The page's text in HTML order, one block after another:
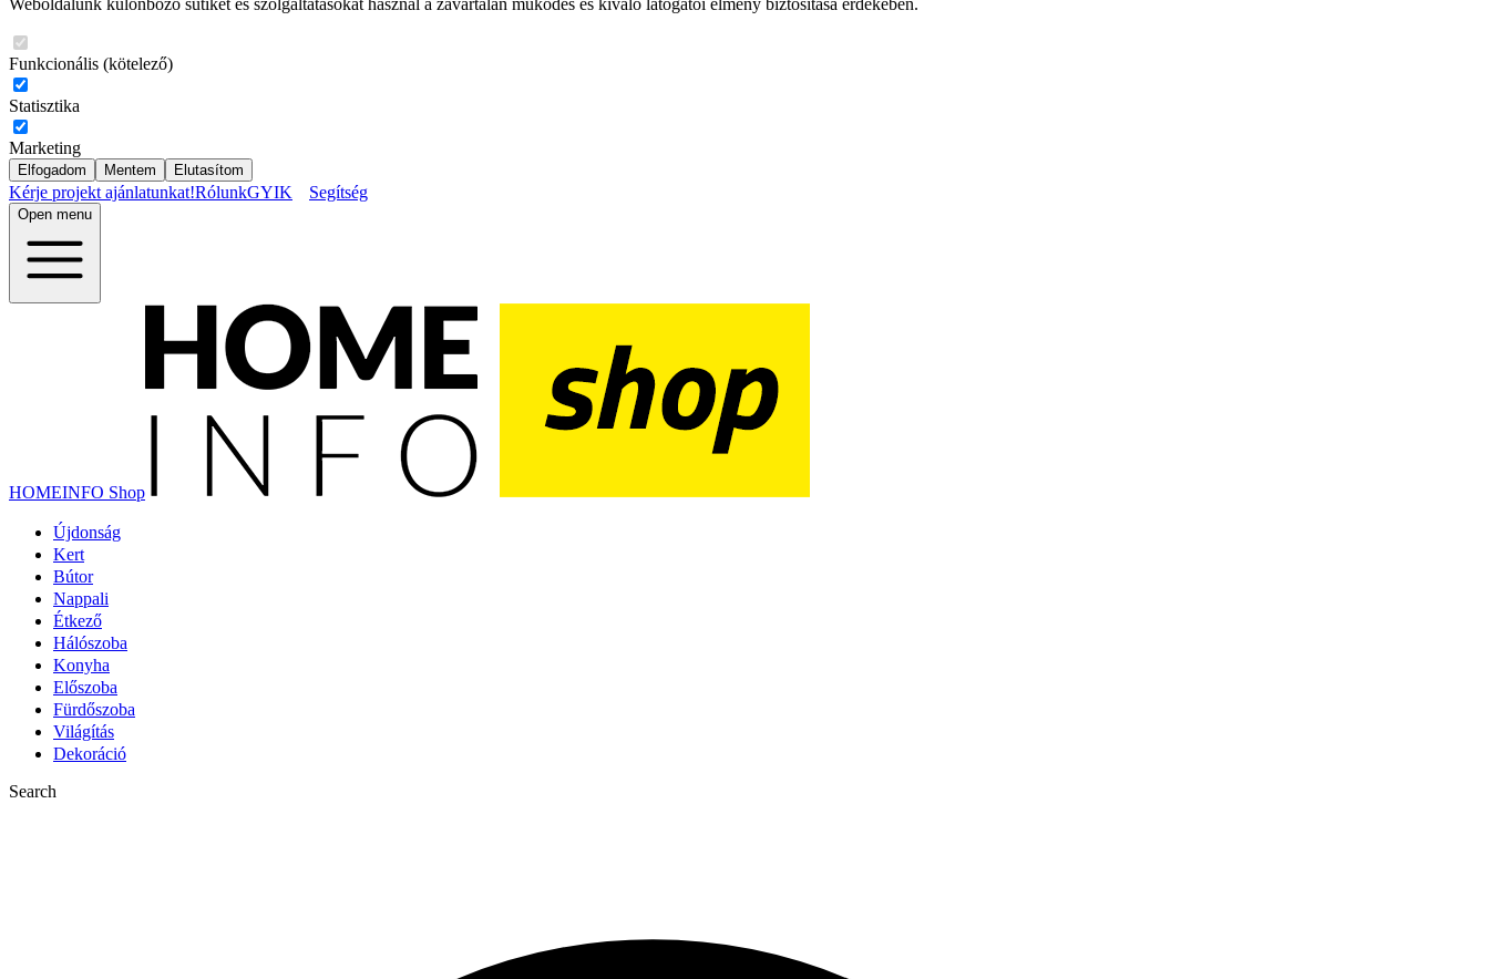
Weboldalunk különböző sütiket és szolgáltatásokat használ a zavartalan működés és kiváló látogatói élmény biztosítása érdekében.
Funkcionális (kötelező)
Statisztika
Marketing
Elfogadom Mentem Elutasítom
Kérje projekt ajánlatunkat!RólunkGYIK Segítség
Open menu
HOMEINFO Shop
Újdonság
Kert
Bútor
Nappali
Étkező
Hálószoba
Konyha
Előszoba
Fürdőszoba
Világítás
Dekoráció
Search